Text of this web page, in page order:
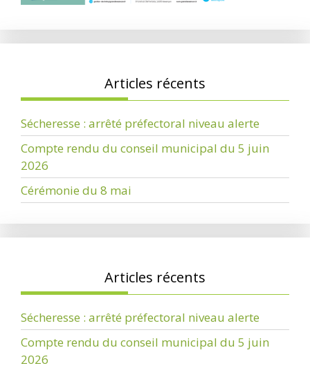
Articles récents
Sécheresse : arrêté préfectoral niveau alerte
Compte rendu du conseil municipal du 5 juin
2026
Cérémonie du 8 mai
Articles récents
Sécheresse : arrêté préfectoral niveau alerte
Compte rendu du conseil municipal du 5 juin
2026